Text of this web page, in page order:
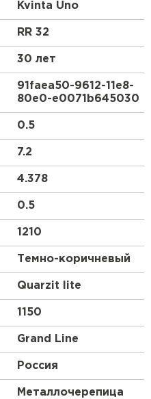
Kvinta Uno
RR 32
30 лет
91faea50-9612-11e8-
80e0-e0071b645030
0.5
7.2
4.378
0.5
1210
Темно-коричневый
Quarzit lite
1150
Grand Line
Россия
Металлочерепица